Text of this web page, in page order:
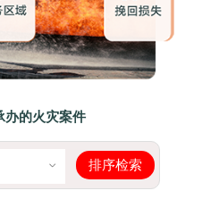
办的火灾案件
排序检索